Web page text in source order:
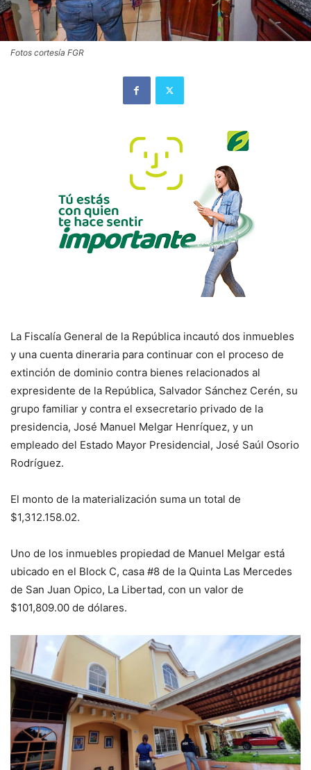
Fotos cortesía FGR
La Fiscalía General de la República incautó dos inmuebles
y una cuenta dineraria para continuar con el proceso de
extinción de dominio contra bienes relacionados al
expresidente de la República, Salvador Sánchez Cerén, su
grupo familiar y contra el exsecretario privado de la
presidencia, José Manuel Melgar Henríquez, y un
empleado del Estado Mayor Presidencial, José Saúl Osorio
Rodríguez.
El monto de la materialización suma un total de
$1,312.158.02.
Uno de los inmuebles propiedad de Manuel Melgar está
ubicado en el Block C, casa #8 de la Quinta Las Mercedes
de San Juan Opico, La Libertad, con un valor de
$101,809.00 de dólares.